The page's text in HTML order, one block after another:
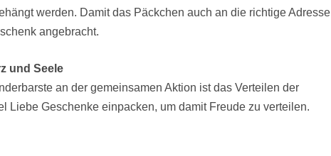
werden. Damit das Päckchen auch an die richtige Adresse
angebracht.
und Seele
an der gemeinsamen Aktion ist das Verteilen der
Liebe Geschenke einpacken, um damit Freude zu verteilen.